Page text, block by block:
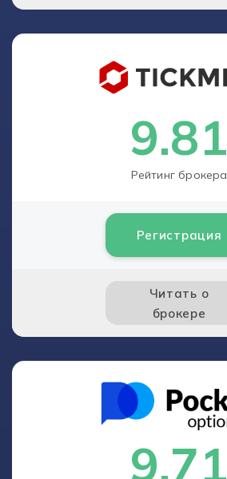
9.81
Рейтинг брокера
Регистрация
Читать о
брокере
9.71